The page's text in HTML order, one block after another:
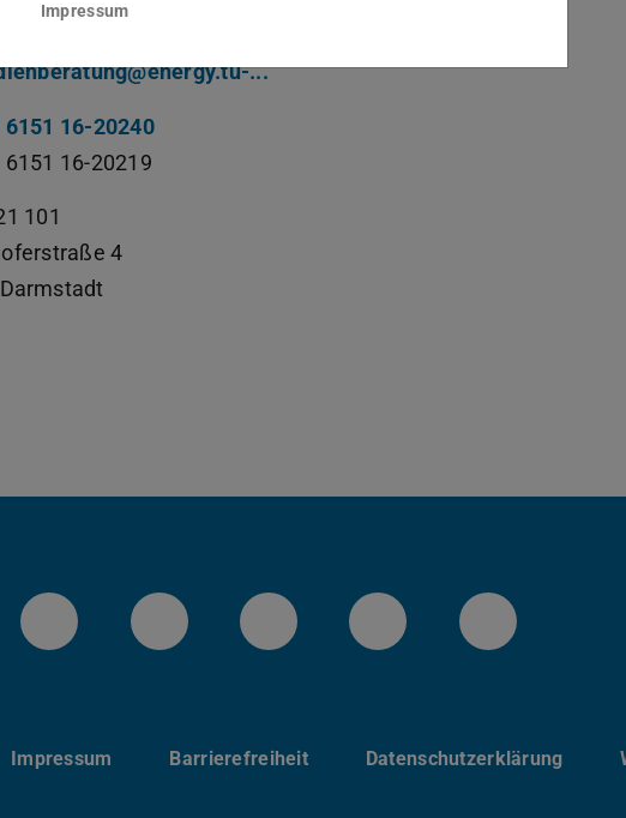
...
6151 16-20240
6151 16-20219
101
4
Darmstadt
Instagram-Kanal von etit
Facebookpage von etit
YouTube-Channel von
LinkedIn-Seite
Bluesky-
Impressum Barrierefreiheit Datenschutzerklärung
Impressum